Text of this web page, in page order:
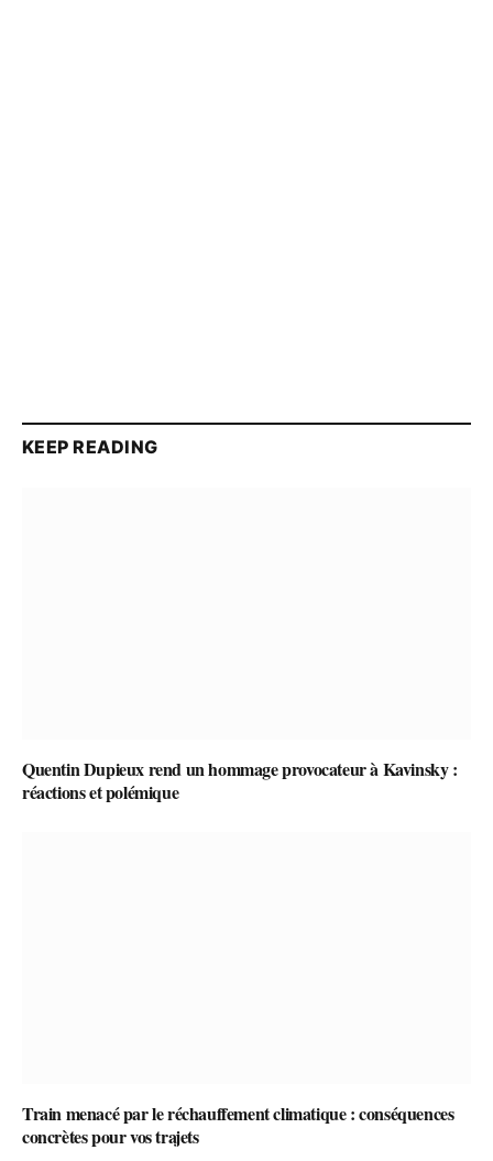
KEEP READING
Quentin Dupieux rend un hommage provocateur à Kavinsky :
réactions et polémique
Train menacé par le réchauffement climatique : conséquences
concrètes pour vos trajets